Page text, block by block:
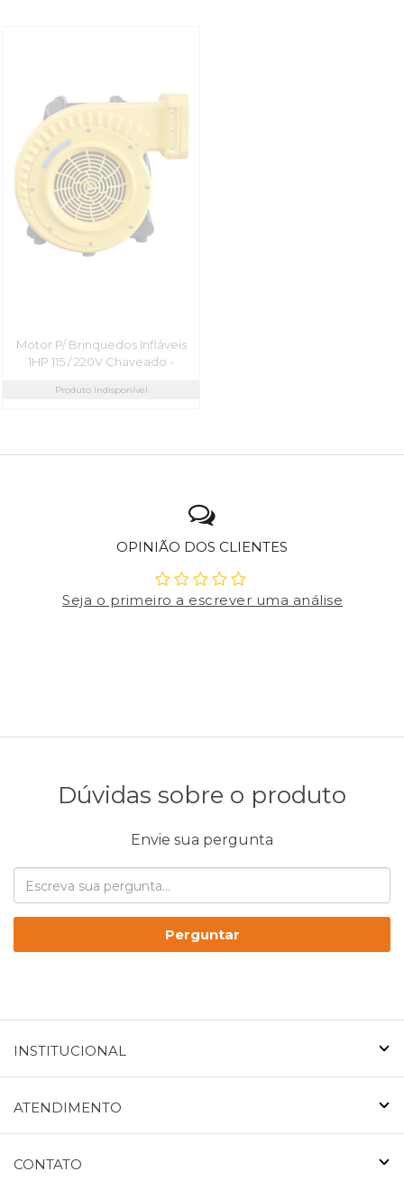
Motor P/ Brinquedos Infláveis
1HP 115 / 220V Chaveado -
Produto Indisponível
OPINIÃO DOS CLIENTES
Seja o primeiro a escrever uma análise
Dúvidas sobre o produto
Envie sua pergunta
Perguntar
INSTITUCIONAL
ATENDIMENTO
CONTATO